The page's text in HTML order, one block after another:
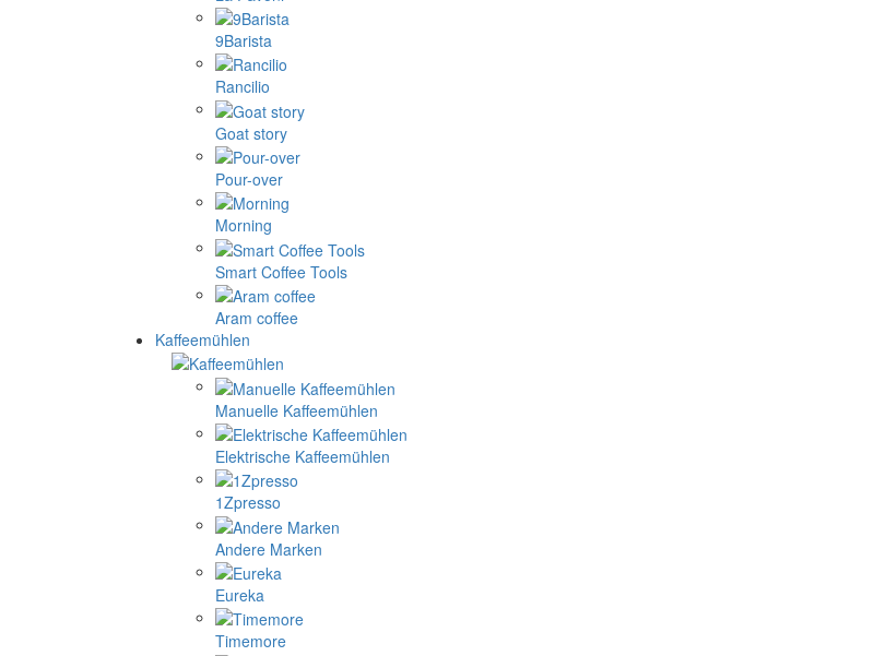
9Barista
Rancilio
Goat story
Pour-over
Morning
Smart Coffee Tools
Aram coffee
Kaffeemühlen
Manuelle Kaffeemühlen
Elektrische Kaffeemühlen
1Zpresso
Andere Marken
Eureka
Timemore